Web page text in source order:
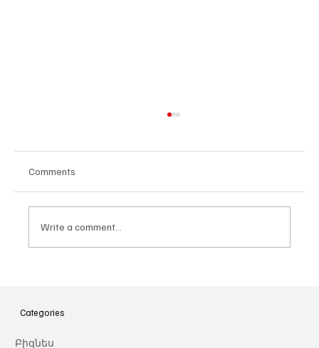
նվիրում որոշում
Comments
Write a comment...
Categories
Բիզնես